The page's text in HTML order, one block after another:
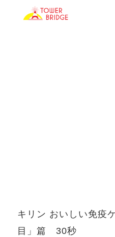
キリン おいしい免疫
目」篇 30秒